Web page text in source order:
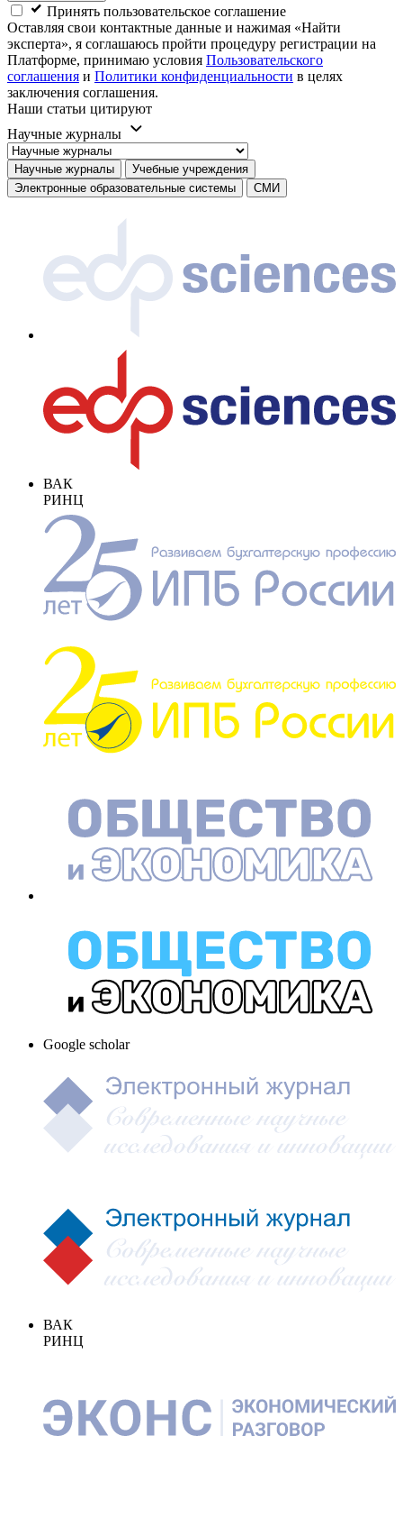
Принять пользовательское соглашение
Оставляя свои контактные данные и нажимая «Найти
эксперта», я соглашаюсь пройти процедуру регистрации на
Платформе, принимаю условия Пользовательского
соглашения и Политики конфиденциальности в целях
заключения соглашения.
Наши статьи цитируют
Научные журналы
Научные журналы
Учебные учреждения
Электронные образовательные системы
СМИ
ВАК
РИНЦ
Google scholar
ВАК
РИНЦ